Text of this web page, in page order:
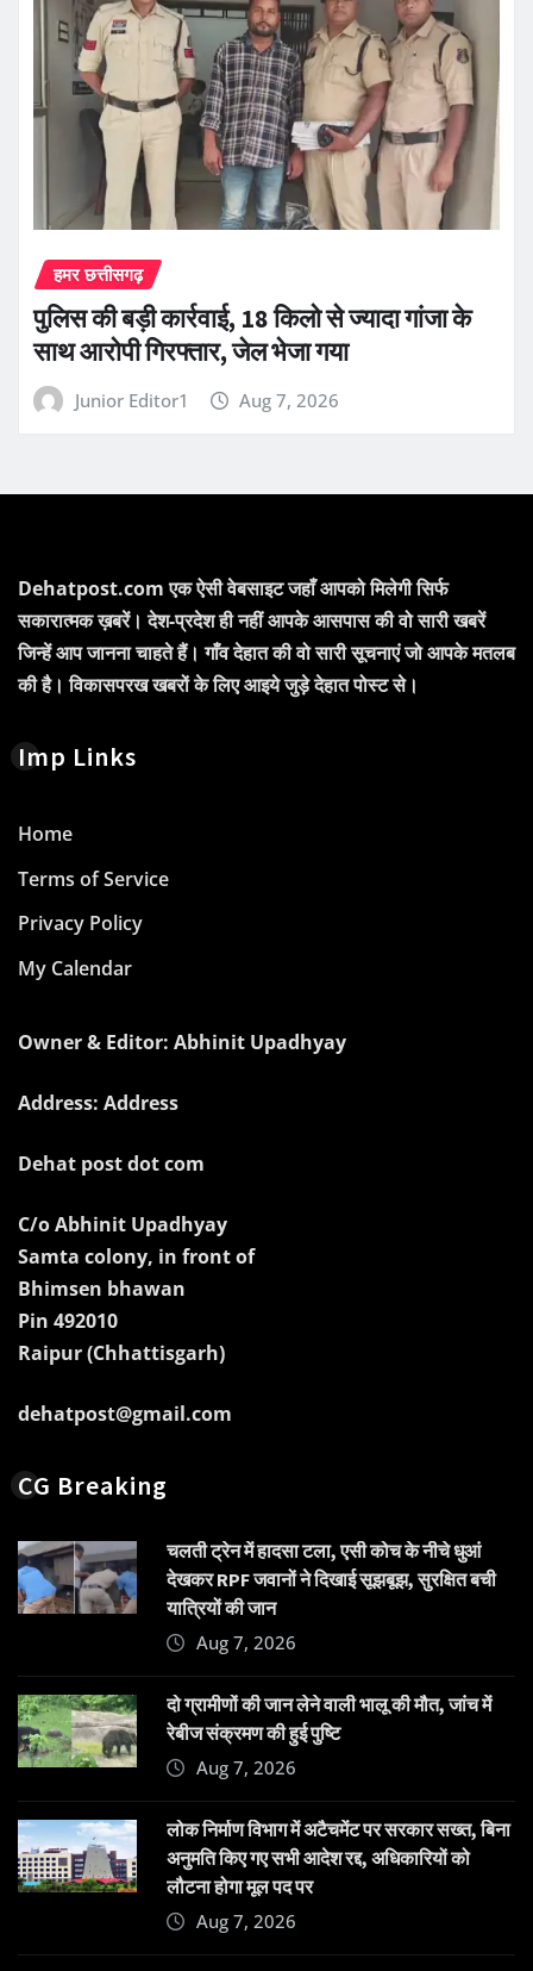
हमर छत्तीसगढ़
पुलिस की बड़ी कार्रवाई, 18 किलो से ज्यादा गांजा के
साथ आरोपी गिरफ्तार, जेल भेजा गया
Junior Editor1 Aug 7, 2026
Dehatpost.com एक ऐसी वेबसाइट जहाँ आपको मिलेगी सिर्फ
सकारात्मक ख़बरें। देश-प्रदेश ही नहीं आपके आसपास की वो सारी खबरें
जिन्हें आप जानना चाहते हैं। गाँव देहात की वो सारी सूचनाएं जो आपके मतलब
की है। विकासपरख खबरों के लिए आइये जुड़े देहात पोस्ट से।
Imp Links
Home
Terms of Service
Privacy Policy
My Calendar
Owner & Editor: Abhinit Upadhyay
Address: Address
Dehat post dot com
C/o Abhinit Upadhyay
Samta colony, in front of
Bhimsen bhawan
Pin 492010
Raipur (Chhattisgarh)
dehatpost@gmail.com
CG Breaking
चलती ट्रेन में हादसा टला, एसी कोच के नीचे धुआं
देखकर RPF जवानों ने दिखाई सूझबूझ, सुरक्षित बची
यात्रियों की जान
Aug 7, 2026
दो ग्रामीणों की जान लेने वाली भालू की मौत, जांच में
रेबीज संक्रमण की हुई पुष्टि
Aug 7, 2026
लोक निर्माण विभाग में अटैचमेंट पर सरकार सख्त, बिना
अनुमति किए गए सभी आदेश रद्द, अधिकारियों को
लौटना होगा मूल पद पर
Aug 7, 2026